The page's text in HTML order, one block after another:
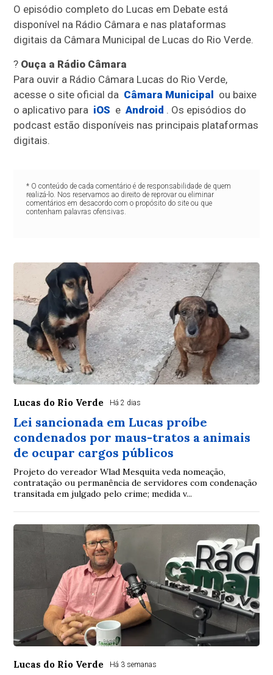
O episódio completo do Lucas em Debate está
disponível na Rádio Câmara e nas plataformas
digitais da Câmara Municipal de Lucas do Rio Verde.
? Ouça a Rádio Câmara
Para ouvir a Rádio Câmara Lucas do Rio Verde,
acesse o site oficial da Câmara Municipal ou baixe
o aplicativo para iOS e Android . Os episódios do
podcast estão disponíveis nas principais plataformas
digitais.
* O conteúdo de cada comentário é de responsabilidade de quem
realizá-lo. Nos reservamos ao direito de reprovar ou eliminar
comentários em desacordo com o propósito do site ou que
contenham palavras ofensivas.
Lucas do Rio Verde Há 2 dias
Lei sancionada em Lucas proíbe
condenados por maus-tratos a animais
de ocupar cargos públicos
Projeto do vereador Wlad Mesquita veda nomeação,
contratação ou permanência de servidores com condenação
transitada em julgado pelo crime; medida v...
Lucas do Rio Verde Há 3 semanas